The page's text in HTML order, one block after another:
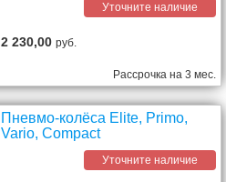
Уточните наличие
2 230,00руб.
Рассрочка на 3 мес.
Пневмо-колёса Elite, Primo,
Vario, Compact
Уточните наличие